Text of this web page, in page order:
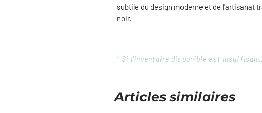
subtile du design moderne et de l'artisanat
noir.
* Si l'inventaire disponible est
Articles similaires